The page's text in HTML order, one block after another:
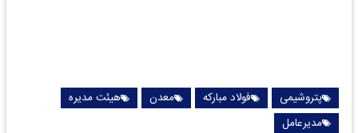
پتروشیمی فولاد مبارکه معدن
هیئت مدیره
مدیرعامل